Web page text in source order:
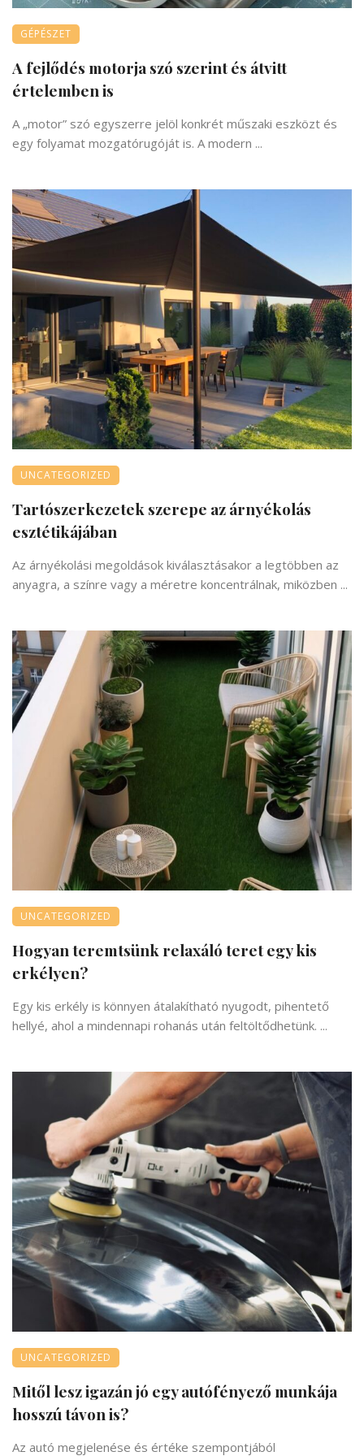
GÉPÉSZET
A fejlődés motorja szó szerint és átvitt
értelemben is
A „motor” szó egyszerre jelöl konkrét műszaki eszközt és
egy folyamat mozgatórugóját is. A modern ...
UNCATEGORIZED
Tartószerkezetek szerepe az árnyékolás
esztétikájában
Az árnyékolási megoldások kiválasztásakor a legtöbben az
anyagra, a színre vagy a méretre koncentrálnak, miközben ...
UNCATEGORIZED
Hogyan teremtsünk relaxáló teret egy kis
erkélyen?
Egy kis erkély is könnyen átalakítható nyugodt, pihentető
hellyé, ahol a mindennapi rohanás után feltöltődhetünk. ...
UNCATEGORIZED
Mitől lesz igazán jó egy autófényező munkája
hosszú távon is?
Az autó megjelenése és értéke szempontjából